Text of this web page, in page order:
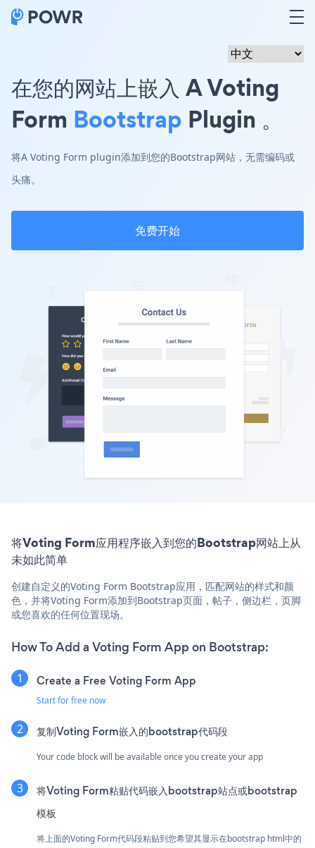
在您的网站上嵌入 A Voting
Form Bootstrap Plugin 。
将A Voting Form plugin添加到您的Bootstrap网站，无需编码或
头痛。
免费开始
将Voting Form应用程序嵌入到您的Bootstrap网站上从
未如此简单
创建自定义的Voting Form Bootstrap应用，匹配网站的样式和颜
色，并将Voting Form添加到Bootstrap页面，帖子，侧边栏，页脚
或您喜欢的任何位置现场。
How To Add a Voting Form App on Bootstrap:
Create a Free Voting Form App
Start for free now
复制Voting Form嵌入的bootstrap代码段
Your code block will be available once you create your app
将Voting Form粘贴代码嵌入bootstrap站点或bootstrap
模板
将上面的Voting Form代码段粘贴到您希望其显示在bootstrap html中的